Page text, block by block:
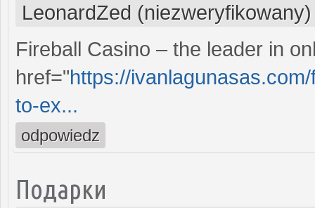
LeonardZed (niezweryfikowany)
Fireball Casino – the leader in
href="https://
to-ex...
odpowiedz
Подарки